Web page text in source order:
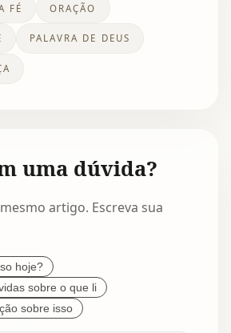
FÉ ORAÇÃO
PALAVRA DE DEUS
uma dúvida?
artigo. Escreva sua
hoje?
sobre o que li
sobre isso